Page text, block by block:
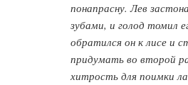
понапрасну. Лев
зубами, и голод томил
обратился он к лисе и
придумать во второй
хитрость для поимки